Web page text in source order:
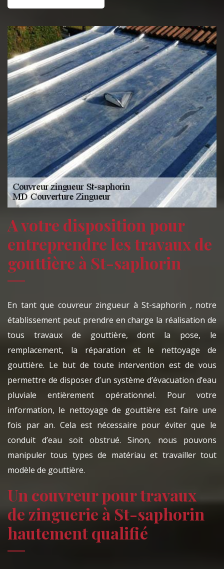
A votre disposition pour
entreprendre les travaux de
gouttière à St-saphorin
En tant que couvreur zingueur à St-saphorin , notre
établissement peut prendre en charge la réalisation de
tous travaux de gouttière, dont la pose, le
remplacement, la réparation et le nettoyage de
gouttière. Le but de toute intervention est de vous
permettre de disposer d’un système d’évacuation d’eau
pluviale entièrement opérationnel. Pour votre
information, le nettoyage de gouttière est faire une
fois par an. Cela est nécessaire pour éviter que le
conduit d’eau soit obstrué. Sinon, nous pouvons
manipuler tous types de matériau et travailler tout
modèle de gouttière.
Un couvreur pour travaux
de zinguerie à St-saphorin
hautement qualifié